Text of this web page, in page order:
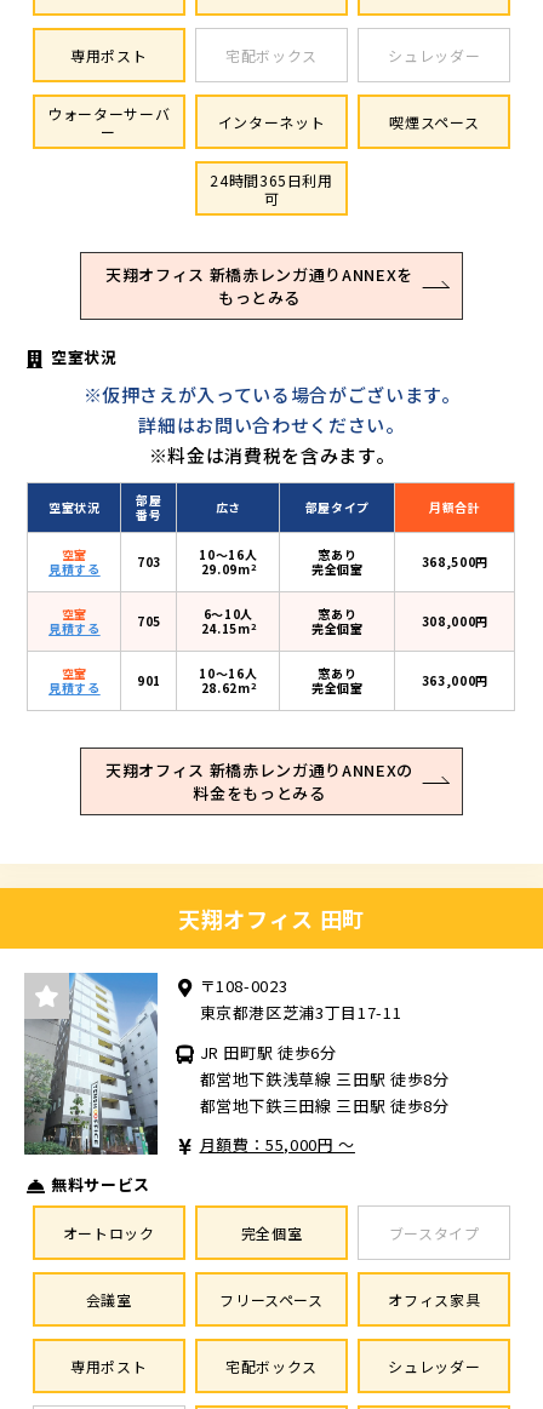
専用ポスト 宅配ボックス シュレッダー
ウォーターサーバ
ー
インターネット 喫煙スペース
24時間365日利用
可
天翔オフィス 新橋赤レンガ通りANNEXを
もっとみる
空室状況
※仮押さえが入っている場合がございます。
詳細はお問い合わせください。
※料金は消費税を含みます。
空室状況
部屋
番号
広さ 部屋タイプ 月額合計
空室
見積する
703
10〜16人
29.09m2
窓あり
完全個室
368,500円
空室
見積する
705
6〜10人
24.15m2
窓あり
完全個室
308,000円
空室
見積する
901
10〜16人
28.62m2
窓あり
完全個室
363,000円
天翔オフィス 新橋赤レンガ通りANNEXの
料金をもっとみる
天翔オフィス 田町
〒108-0023
東京都港区芝浦3丁目17-11
JR 田町駅 徒歩6分
都営地下鉄浅草線 三田駅 徒歩8分
都営地下鉄三田線 三田駅 徒歩8分
月額費：55,000円 ～
無料サービス
オートロック 完全個室 ブースタイプ
会議室 フリースペース オフィス家具
専用ポスト 宅配ボックス シュレッダー